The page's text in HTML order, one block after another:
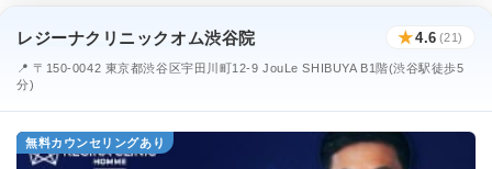
レジーナクリニックオム渋谷院 ★4.6 (21)
📍 〒150-0042 東京都渋谷区宇田川町12-9 JouLe SHIBUYA B1階(渋谷駅徒歩5
分)
無料カウンセリングあり